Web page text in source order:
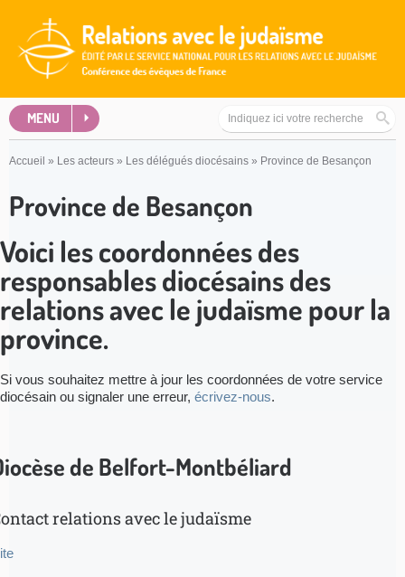
MENU
Accueil » Les acteurs » Les délégués diocésains » Province de Besançon
Province de Besançon
Voici les coordonnées des
responsables diocésains des
relations avec le judaïsme pour la
province.
Si vous souhaitez mettre à jour les coordonnées de votre service
diocésain ou signaler une erreur, écrivez-nous.
de Belfort-Montbéliard
relations avec le judaïsme